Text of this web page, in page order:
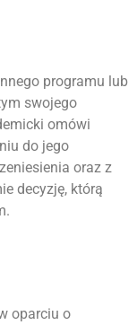
programu lub
swojego
omówi
do jego
oraz z
decyzję, którą
oparciu o